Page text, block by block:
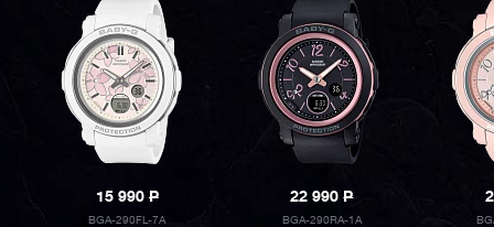
15 990P
BGA-290FL-7A
22 990P
BGA-290RA-1A